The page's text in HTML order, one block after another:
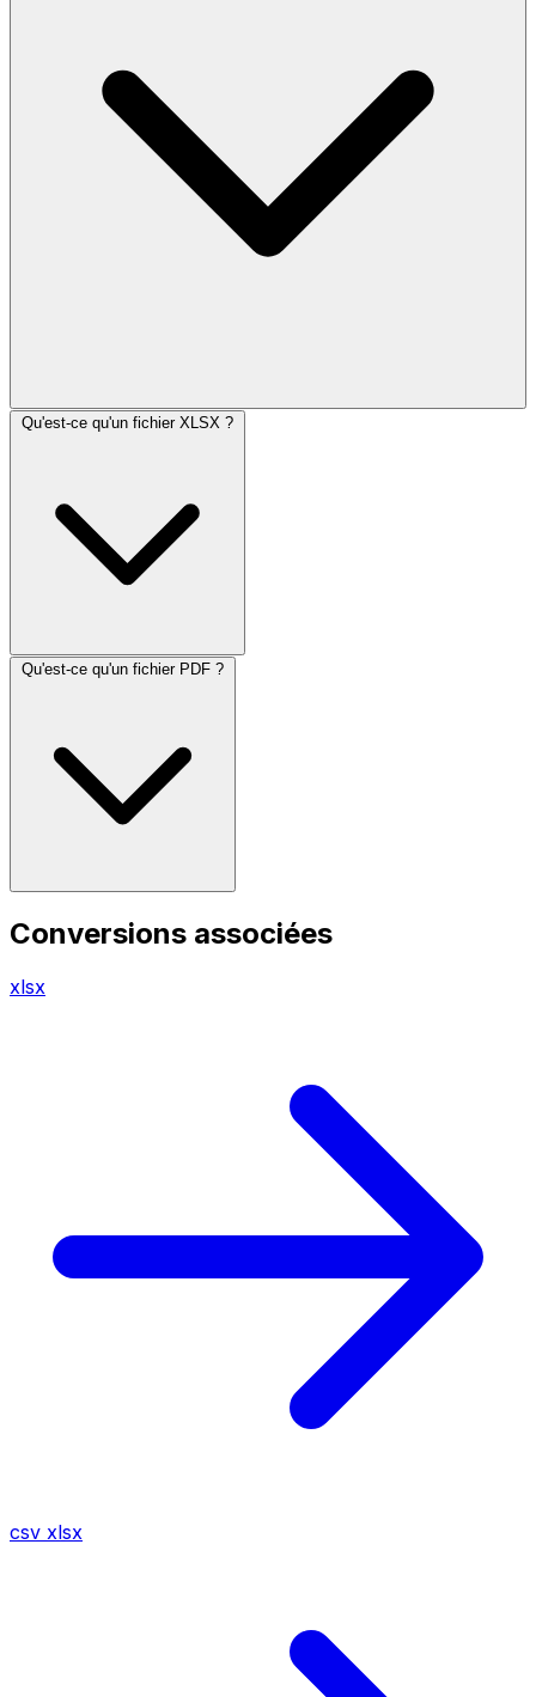
Qu'est-ce qu'un fichier XLSX ?
Qu'est-ce qu'un fichier PDF ?
Conversions associées
xlsx
csv xlsx